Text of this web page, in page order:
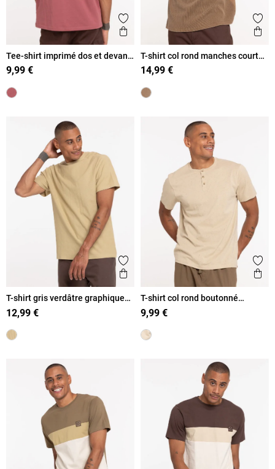
Ajouter aux favoris
Aperçu rapide
Tee-shirt imprimé dos et devant
homme
9,99 €
T-shirt col rond manches courtes
homme
14,99 €
Ajouter aux favoris
Aperçu rapide
T-shirt gris verdâtre graphique
homme
12,99 €
T-shirt col rond boutonné
homme
9,99 €